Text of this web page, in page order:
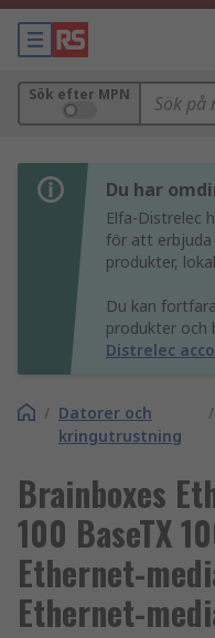
Sök efter MPN
Du har
Elfa-Distrelec
för att
produkter,
Du kan
produkter och
Distrelec
/ Datorer och
kringutrustning
/
Brainboxes
100 BaseTX
Ethernet-
Ethernet-